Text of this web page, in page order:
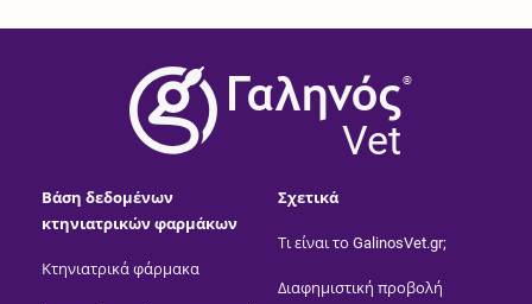
®
Vet
Βάση δεδομένων
κτηνιατρικών φαρμάκων
Κτηνιατρικά φάρμακα
Σχετικά
Τι είναι το GalinosVet.gr;
Διαφημιστική προβολή